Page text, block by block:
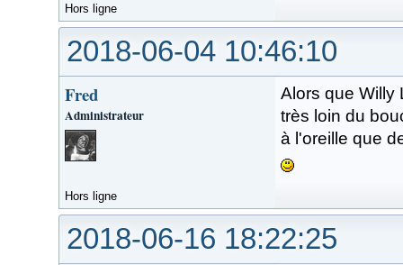
Hors ligne
2018-06-04 10:46:10
Fred
Administrateur
Alors que Willy
très loin du
à l'oreille que
Hors ligne
2018-06-16 18:22:25